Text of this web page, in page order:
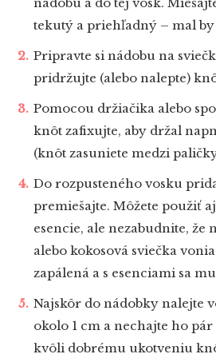
tekutý a priehľadný – mal by
Pripravte si nádobu na
pridržujte (alebo nalepte)
Pomocou držiačika alebo
knôt zafixujte, aby držal
(knôt zasuniete medzi
Do rozpusteného vosku
premiešajte. Môžete použiť
esencie, ale nezabudnite, že
alebo kokosová sviečka
zapálená a s esenciami sa
Najskôr do nádobky nalejte
okolo 1 cm a nechajte ho
kvôli dobrému ukotveniu